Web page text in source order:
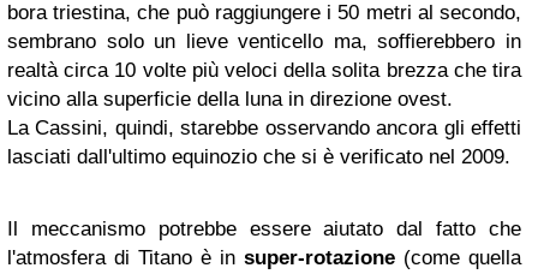
bora triestina, che può raggiungere i 50 metri al secondo,
sembrano solo un lieve venticello ma, soffierebbero in
realtà circa 10 volte più veloci della solita brezza che tira
vicino alla superficie della luna in direzione ovest.
La Cassini, quindi, starebbe osservando ancora gli effetti
lasciati dall'ultimo equinozio che si è verificato nel 2009.
Il meccanismo potrebbe essere aiutato dal fatto che
l'atmosfera di Titano è in super-rotazione (come quella